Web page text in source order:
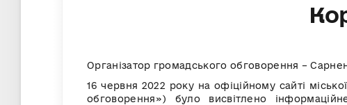
Організатор громадського обговорення –
16 червня 2022 року на офіційному сайті
обговорення») було висвітлено